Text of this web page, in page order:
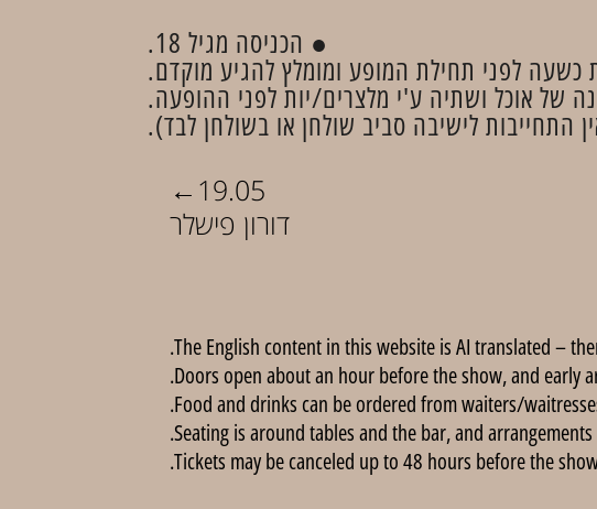
● הכניסה מגיל 18.
לפני תחילת המופע ומומלץ להגיע מוקדם.
של אוכל ושתיה ע'י מלצרים/יות לפני ההופעה.
התחייבות לישיבה סביב שולחן או בשולחן לבד).
← 19.05
דורון פישלר
The English content in this website is AI translated –
Doors open about an hour before the show, and early
Food and drinks can be ordered from waiters/
Seating is around tables and the bar, and
Tickets may be canceled up to 48 hours before the